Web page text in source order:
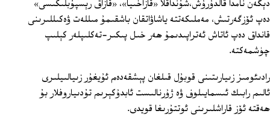
دېگەن نامدا قالدۇرۇش،شۇنداقلا «قازاخىيا»، «قازاق رېسپۇبلىكىسى»
دەپ ئۆزگەرتىش، مەملىكەتتە ياشاۋاتقان باشقىمۇ مىللەت ۋەكىللىرىنى
قانداق دەپ ئاتاش ئەتراپىدىمۇ ھەر خىل پىكىر-تەكلىپلەر كېلىپ
چۈشمەكتە.
رادىئومىز زىيارىتىنى قوبۇل قىلغان پېشقەدەم ئۇيغۇر زىيالىيلىرى
ئالىم رابىك ئىسمايىلوف ۋە ژۇرنالىست ئابدۇكېرىم تۇدىياروفلار بۇ
ھەقتە ئۆز قاراشلىرىنى ئوتتۇرىغا قويدى.